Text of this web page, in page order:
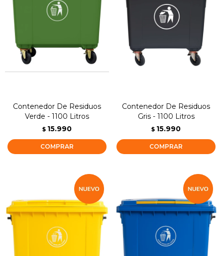
Contenedor De Residuos
Verde - 1100 Litros
$ 15.990
Contenedor De Residuos
Gris - 1100 Litros
$ 15.990